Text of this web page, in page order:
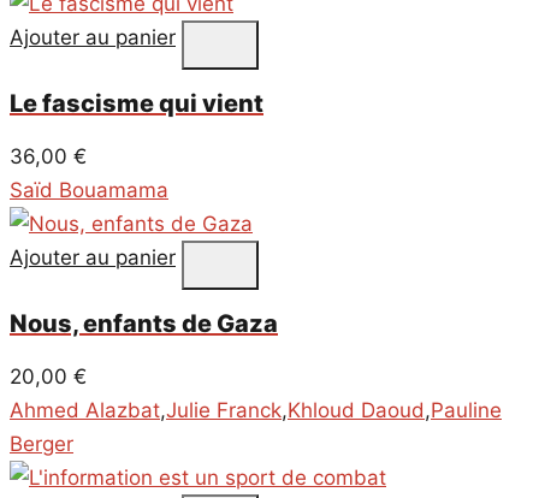
Ajouter au panier
Le fascisme qui vient
36,00 €
Saïd Bouamama
Ajouter au panier
Nous, enfants de Gaza
20,00 €
Ahmed Alazbat,Julie Franck,Khloud Daoud,Pauline
Berger